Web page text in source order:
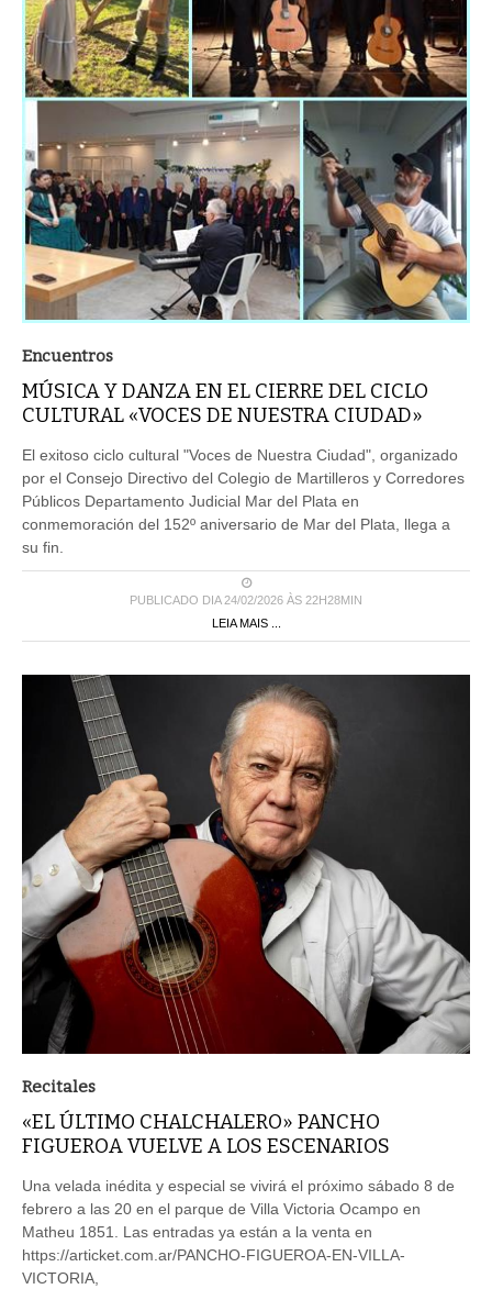
Encuentros
MÚSICA Y DANZA EN EL CIERRE DEL CICLO
CULTURAL «VOCES DE NUESTRA CIUDAD»
El exitoso ciclo cultural "Voces de Nuestra Ciudad", organizado
por el Consejo Directivo del Colegio de Martilleros y Corredores
Públicos Departamento Judicial Mar del Plata en
conmemoración del 152º aniversario de Mar del Plata, llega a
su fin.
PUBLICADO DIA 24/02/2026 ÀS 22H28MIN
LEIA MAIS ...
Recitales
«EL ÚLTIMO CHALCHALERO» PANCHO
FIGUEROA VUELVE A LOS ESCENARIOS
Una velada inédita y especial se vivirá el próximo sábado 8 de
febrero a las 20 en el parque de Villa Victoria Ocampo en
Matheu 1851. Las entradas ya están a la venta en
https://articket.com.ar/PANCHO-FIGUEROA-EN-VILLA-
VICTORIA,